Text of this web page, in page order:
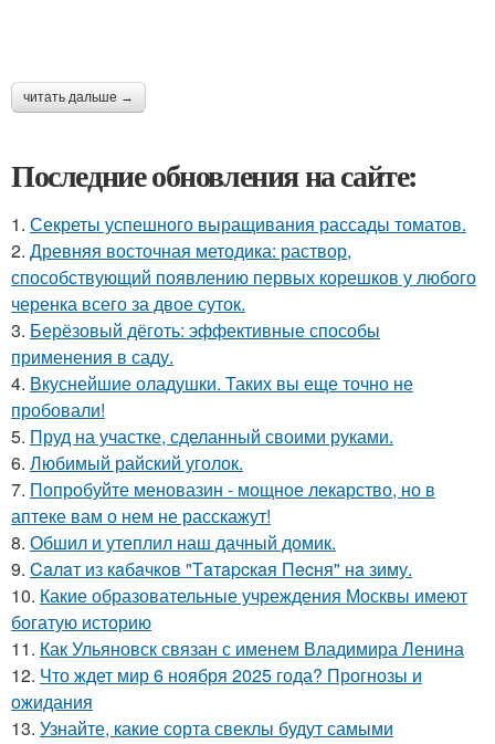
читать дальше →
Последние обновления на сайте:
1. Секреты успешного выращивания рассады томатов.
2. Древняя восточная методика: раствор,
способствующий появлению первых корешков у любого
черенка всего за двое суток.
3. Берёзовый дёготь: эффективные способы
применения в саду.
4. Вкуснейшие оладушки. Таких вы еще точно не
пробовали!
5. Пруд на участке, сделанный своими руками.
6. Любимый райский уголок.
7. Попробуйте меновазин - мощное лекарство, но в
аптеке вам о нем не расскажут!
8. Обшил и утеплил наш дачный домик.
9. Caлaт из кaбaчкoв "Тaтapcкaя Пecня" нa зиму.
10. Какие образовательные учреждения Москвы имеют
богатую историю
11. Как Ульяновск связан с именем Владимира Ленина
12. Что ждет мир 6 ноября 2025 года? Прогнозы и
ожидания
13. Узнайте, какие сорта свеклы будут самыми